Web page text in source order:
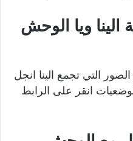
ويا الوحش
التي تجمع الينا انجل
انقر على الرابط